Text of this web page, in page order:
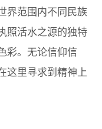
界范围内不同民族
照活水之源的独特
彩。无论信仰信
这里寻求到精神上